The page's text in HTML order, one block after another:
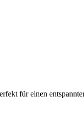
für einen